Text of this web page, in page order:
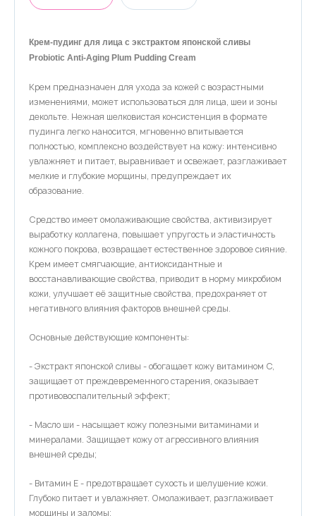
Крем-пудинг для лица с экстрактом японской сливы
Probiotic Anti-Aging Plum Pudding Cream
Крем предназначен для ухода за кожей с возрастными
изменениями, может использоваться для лица, шеи и зоны
декольте. Нежная шелковистая консистенция в формате
пудинга легко наносится, мгновенно впитывается
полностью, комплексно воздействует на кожу: интенсивно
увлажняет и питает, выравнивает и освежает, разглаживает
мелкие и глубокие морщины, предупреждает их
образование.
Средство имеет омолаживающие свойства, активизирует
выработку коллагена, повышает упругость и эластичность
кожного покрова, возвращает естественное здоровое сияние.
Крем имеет смягчающие, антиоксидантные и
восстанавливающие свойства, приводит в норму микробиом
кожи, улучшает её защитные свойства, предохраняет от
негативного влияния факторов внешней среды.
Основные действующие компоненты:
- Экстракт японской сливы - обогащает кожу витамином С,
защищает от преждевременного старения, оказывает
противовоспалительный эффект;
- Масло ши - насыщает кожу полезными витаминами и
минералами. Защищает кожу от агрессивного влияния
внешней среды;
- Витамин Е - предотвращает сухость и шелушение кожи.
Глубоко питает и увлажняет. Омолаживает, разглаживает
морщины и заломы;